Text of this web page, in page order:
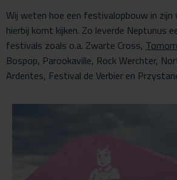
Wij weten hoe een festivalopbouw in
hierbij komt kijken. Zo leverde Neptunus
festivals zoals o.a. Zwarte Cross,
Bospop, Parookaville, Rock Werchter,
Ardentes, Festival de Verbier en